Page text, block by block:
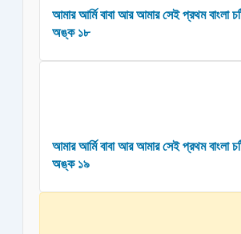
আমার আর্মি বাবা আর আমার সেই প্রথম বাংলা
অঙ্ক ১৮
আমার আর্মি বাবা আর আমার সেই প্রথম বাংলা
অঙ্ক ১৯